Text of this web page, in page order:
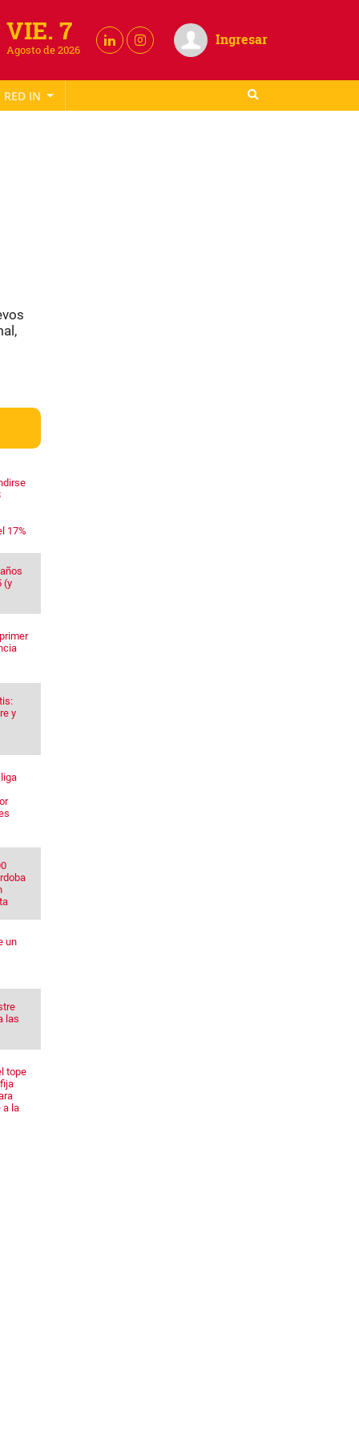
VIE. 7
Agosto de 2026
Ingresar
RED IN
17%
(y
y
un
las
tope
a la